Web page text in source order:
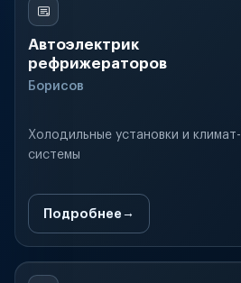
Автоэлектрик
рефрижераторов
Борисов
Холодильные установки и климат-
системы
Подробнее